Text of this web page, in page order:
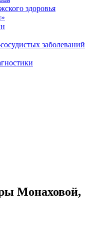
здоровья
заболеваний
Монаховой,